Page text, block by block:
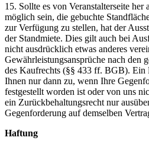
15. Sollte es von Veranstalterseite her
möglich sein, die gebuchte
zur Verfügung zu stellen, hat der
der Standmiete. Dies gilt auch bei
nicht ausdrücklich etwas anderes
Gewährleistungsansprüche nach den
des Kaufrechts (§§ 433 ff. BGB). Ein
Ihnen nur dann zu, wenn Ihre
festgestellt worden ist oder von uns
ein Zurückbehaltungsrecht nur
Gegenforderung auf demselben
Haftung